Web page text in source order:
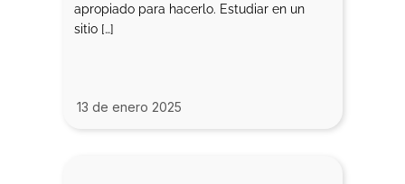
apropiado para hacerlo. Estudiar en un
sitio […]
13 de enero 2025